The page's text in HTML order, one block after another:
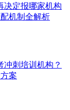
决定报哪家机构
机制全解析
刺培训机构？
案